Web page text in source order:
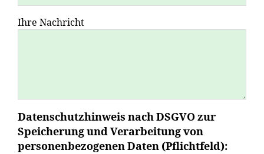
Ihre Nachricht
Datenschutzhinweis nach DSGVO zur
Speicherung und Verarbeitung von
personenbezogenen Daten (Pflichtfeld):